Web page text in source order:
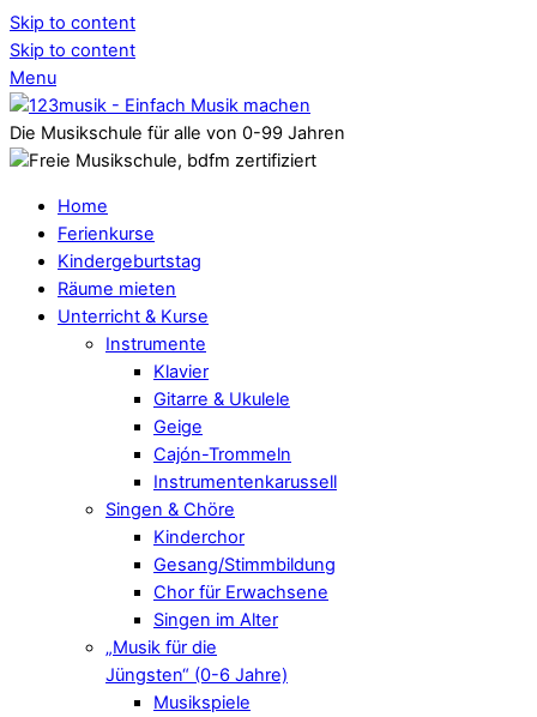
Skip to content
Skip to content
Menu
Die Musikschule für alle von 0-99 Jahren
Home
Ferienkurse
Kindergeburtstag
Räume mieten
Unterricht & Kurse
Instrumente
Klavier
Gitarre & Ukulele
Geige
Cajón-Trommeln
Instrumentenkarussell
Singen & Chöre
Kinderchor
Gesang/Stimmbildung
Chor für Erwachsene
Singen im Alter
„Musik für die
Jüngsten“ (0-6 Jahre)
Musikspiele